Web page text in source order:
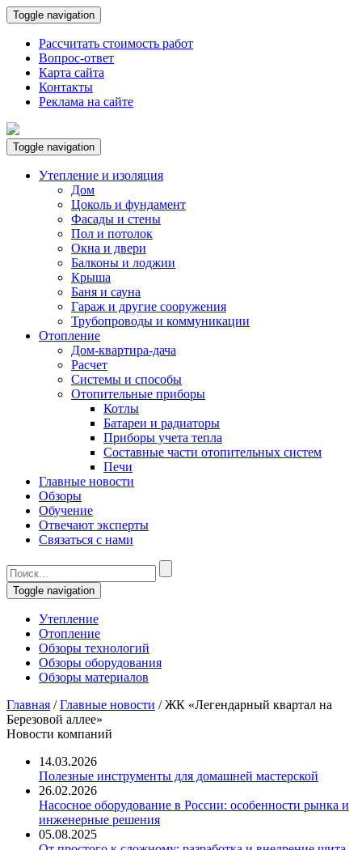
Toggle navigation
Рассчитать стоимость работ
Вопрос-ответ
Карта сайта
Контакты
Реклама на сайте
Toggle navigation
Утепление и изоляция
Дом
Цоколь и фундамент
Фасады и стены
Пол и потолок
Окна и двери
Балконы и лоджии
Крыша
Баня и сауна
Гараж и другие сооружения
Трубопроводы и коммуникации
Отопление
Дом-квартира-дача
Расчет
Системы и способы
Отопительные приборы
Котлы
Батареи и радиаторы
Приборы учета тепла
Составные части отопительных систем
Печи
Главные новости
Обзоры
Обучение
Отвечают эксперты
Связаться с нами
Toggle navigation
Утепление
Отопление
Обзоры технологий
Обзоры оборудования
Обзоры материалов
Главная /Главные новости /ЖК «Легендарный квартал на
Березовой аллее»
Новости компаний
14.03.2026
Полезные инструменты для домашней мастерской
26.02.2026
Насосное оборудование в России: особенности рынка и
инженерные решения
05.08.2025